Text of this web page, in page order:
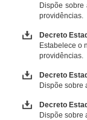
Dispõe
providências.
Decreto
Estabelece o
providências.
Decreto
Dispõe sobre
Decreto
Dispõe sobre